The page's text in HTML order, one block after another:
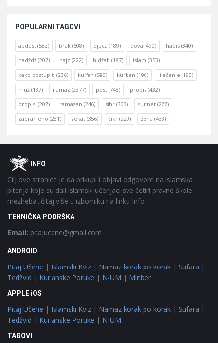
POPULARNI TAGOVI
abdest (582) brak (608) djeca (189) dova (490) hadis (340)
hadždž (207) hajz (222) hidžab (187) islam (353)
kako postupiti (236) kur'an (580) kurban (190) liječenje (190)
muž (187) namaz (2377) post (748) propis (432)
propisi (207) ramazan (246) sihr (303) sunnet (227)
zabranjeno (231) zekat (356) zikr (229) žena (433)
FooterOINFO
Cilj ove stranice je da prikupi i objavi odgovore na islamska
pitanja koje su dali islamski učenjaci sve četiri pravne škole-
mezheba...čitaj više u izborniku na linku Info.
TEHNIČKA PODRŠKA
Email: pitajucene@gmail.com
ANDROID
Pitaj Učene | Islamski Kviz | Namaz korak po korak | Sufara |
Tedžvid | Kur'anske Poruke | N-UM | Minber
APPLE iOS
Pitaj Učene | Islamski Kviz | Namaz korak po korak | Sufara |
Tedžvid | Kur'anske Poruke | N-UM
TAGOVI